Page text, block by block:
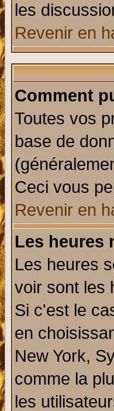
les
Revenir en
Comment
Toutes vos
base de
Ceci vous
Revenir en
Les heures
Les heures
voir sont les
Si c'est le
en
New York,
comme la
les